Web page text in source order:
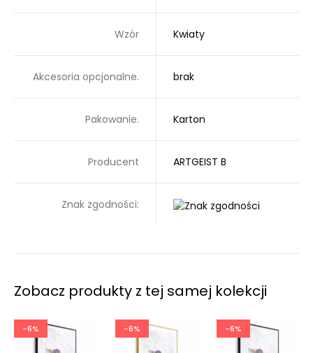
Wzór Kwiaty
Akcesoria opcjonalne. brak
Pakowanie. Karton
Producent ARTGEIST B
Znak zgodności:
Zobacz produkty z tej samej kolekcji
-6% -6% -6%